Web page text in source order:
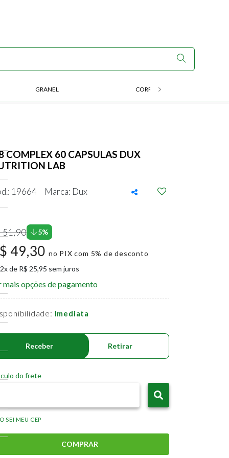
GRANEL CORRIDA E ENDURANCE
COMPLEX 60 CAPSULAS DUX
LAB
19664 Marca: Dux
51,90 5%
49,30no PIX com 5% de desconto
de R$ 25,95 sem juros
mais opções de pagamento
Imediata
Receber Retirar
do frete
SEI MEU CEP
COMPRAR